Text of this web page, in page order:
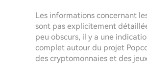
Les informations concernant
sont pas explicitement
peu obscurs, il y a une
complet autour du projet
des cryptomonnaies et des